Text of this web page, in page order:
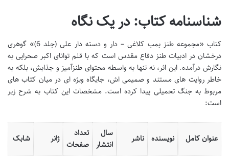
شناسنامه کتاب: در یک نگاه
کتاب «مجموعه طنز بمب کلاغی – دار و دسته دار علی (جلد 6)» گوهری
درخشان در ادبیات طنز دفاع مقدس است که با قلم توانای اکبر صحرایی به
نگارش درآمده. این اثر، نه تنها به واسطه محتوای طنزآمیز و جذابش، بلکه به
خاطر روایت های مستند و صمیمی اش، جایگاه ویژه ای در میان کتاب های
مربوط به جنگ تحمیلی پیدا کرده است. مشخصات این کتاب به شرح زیر
است:
عنوان کامل نویسنده ناشر
سال
انتشار
تعداد
صفحات
ژانر شابک